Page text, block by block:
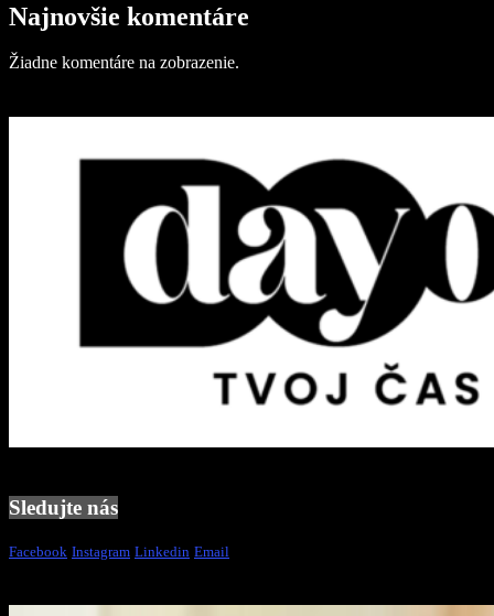
Najnovšie komentáre
Žiadne komentáre na zobrazenie.
Sledujte nás
Facebook Instagram Linkedin Email